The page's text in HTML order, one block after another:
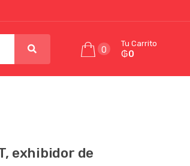
0
Tu Carrito
₲0
exhibidor de